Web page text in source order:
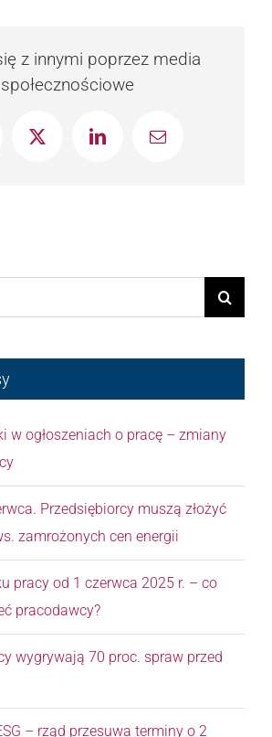
z innymi poprzez media
społecznościowe
X LinkedInEmail
w ogłoszeniach o pracę – zmiany
Przedsiębiorcy muszą złożyć
zamrożonych cen energii
pracy od 1 czerwca 2025 r. – co
pracodawcy?
wygrywają 70 proc. spraw przed
– rząd przesuwa terminy o 2